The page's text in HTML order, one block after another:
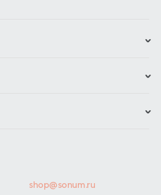
shop@sonum.ru